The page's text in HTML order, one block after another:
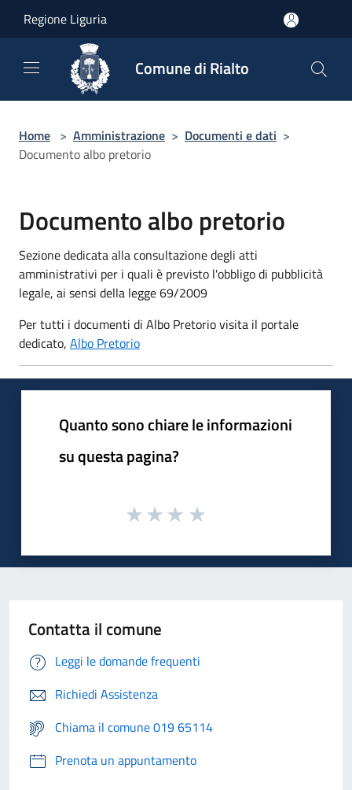
Regione Liguria
Comune di Rialto
Home > Amministrazione > Documenti e dati >
Documento albo pretorio
Documento albo pretorio
Sezione dedicata alla consultazione degli atti
amministrativi per i quali è previsto l'obbligo di pubblicità
legale, ai sensi della legge 69/2009
Per tutti i documenti di Albo Pretorio visita il portale
dedicato, Albo Pretorio
Quanto sono chiare le informazioni
su questa pagina?
Contatta il comune
Leggi le domande frequenti
Richiedi Assistenza
Chiama il comune 019 65114
Prenota un appuntamento